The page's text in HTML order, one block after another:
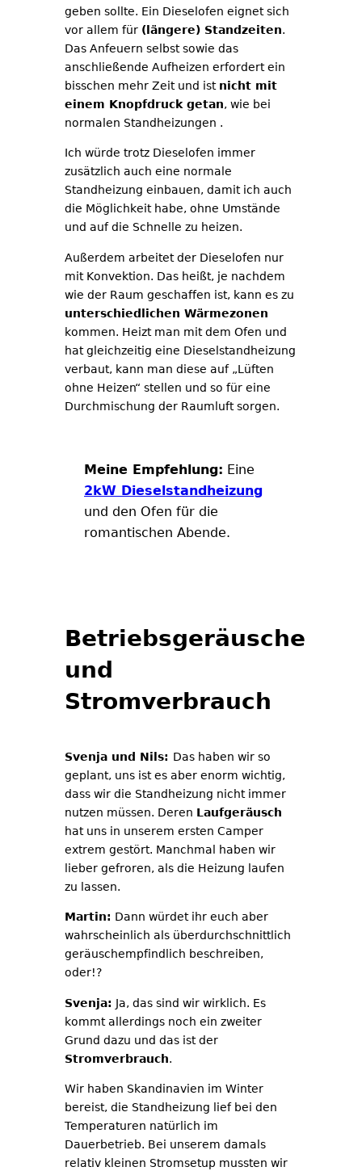
geben sollte. Ein Dieselofen eignet sich
vor allem für (längere) Standzeiten.
Das Anfeuern selbst sowie das
anschließende Aufheizen erfordert ein
bisschen mehr Zeit und ist nicht mit
einem Knopfdruck getan, wie bei
normalen Standheizungen .
Ich würde trotz Dieselofen immer
zusätzlich auch eine normale
Standheizung einbauen, damit ich auch
die Möglichkeit habe, ohne Umstände
und auf die Schnelle zu heizen.
Außerdem arbeitet der Dieselofen nur
mit Konvektion. Das heißt, je nachdem
wie der Raum geschaffen ist, kann es zu
unterschiedlichen Wärmezonen
kommen. Heizt man mit dem Ofen und
hat gleichzeitig eine Dieselstandheizung
verbaut, kann man diese auf „Lüften
ohne Heizen“ stellen und so für eine
Durchmischung der Raumluft sorgen.
Meine Empfehlung: Eine
2kW Dieselstandheizung
und den Ofen für die
romantischen Abende.
Betriebsgeräusche
und
Stromverbrauch
Svenja und Nils: Das haben wir so
geplant, uns ist es aber enorm wichtig,
dass wir die Standheizung nicht immer
nutzen müssen. Deren Laufgeräusch
hat uns in unserem ersten Camper
extrem gestört. Manchmal haben wir
lieber gefroren, als die Heizung laufen
zu lassen.
Martin: Dann würdet ihr euch aber
wahrscheinlich als überdurchschnittlich
geräuschempfindlich beschreiben,
oder!?
Svenja: Ja, das sind wir wirklich. Es
kommt allerdings noch ein zweiter
Grund dazu und das ist der
Stromverbrauch.
Wir haben Skandinavien im Winter
bereist, die Standheizung lief bei den
Temperaturen natürlich im
Dauerbetrieb. Bei unserem damals
relativ kleinen Stromsetup mussten wir